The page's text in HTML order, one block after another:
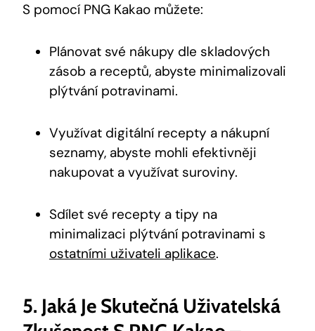
S pomocí PNG Kakao můžete:
Plánovat⁢ své ‌nákupy dle skladových​
zásob a receptů, abyste minimalizovali
⁣plýtvání potravinami.
Využívat digitální recepty a nákupní
seznamy, abyste mohli efektivněji ​
nakupovat a využívat suroviny.
Sdílet své recepty a tipy ‍na
minimalizaci plýtvání‍ potravinami s
ostatními uživateli aplikace.
5. Jaká Je Skutečná Uživatelská